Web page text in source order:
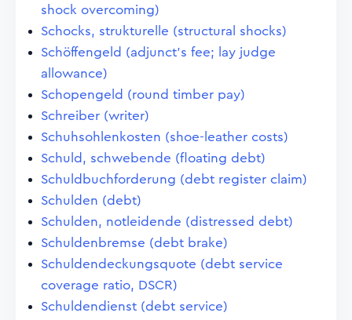
shock overcoming)
Schocks, strukturelle (structural shocks)
Schöffengeld (adjunct's fee; lay judge
allowance)
Schopengeld (round timber pay)
Schreiber (writer)
Schuhsohlenkosten (shoe-leather costs)
Schuld, schwebende (floating debt)
Schuldbuchforderung (debt register claim)
Schulden (debt)
Schulden, notleidende (distressed debt)
Schuldenbremse (debt brake)
Schuldendeckungsquote (debt service
coverage ratio, DSCR)
Schuldendienst (debt service)